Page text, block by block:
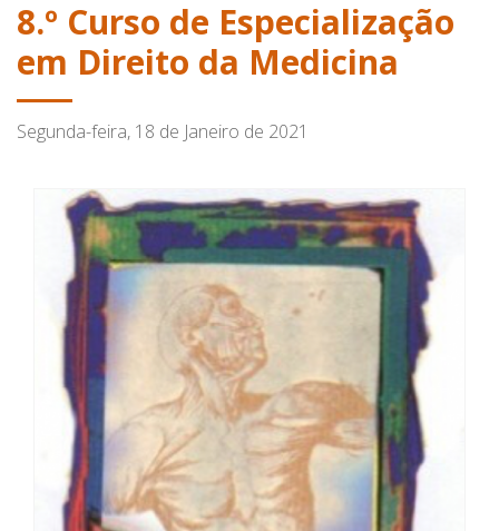
8.º Curso de Especialização
em Direito da Medicina
Segunda-feira, 18 de Janeiro de 2021